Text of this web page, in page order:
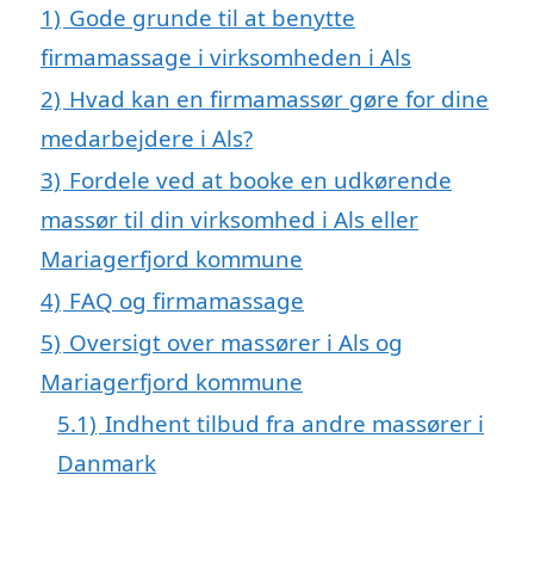
1) Gode grunde til at benytte
firmamassage i virksomheden i Als
2) Hvad kan en firmamassør gøre for dine
medarbejdere i Als?
3) Fordele ved at booke en udkørende
massør til din virksomhed i Als eller
Mariagerfjord kommune
4) FAQ og firmamassage
5) Oversigt over massører i Als og
Mariagerfjord kommune
5.1) Indhent tilbud fra andre massører i
Danmark